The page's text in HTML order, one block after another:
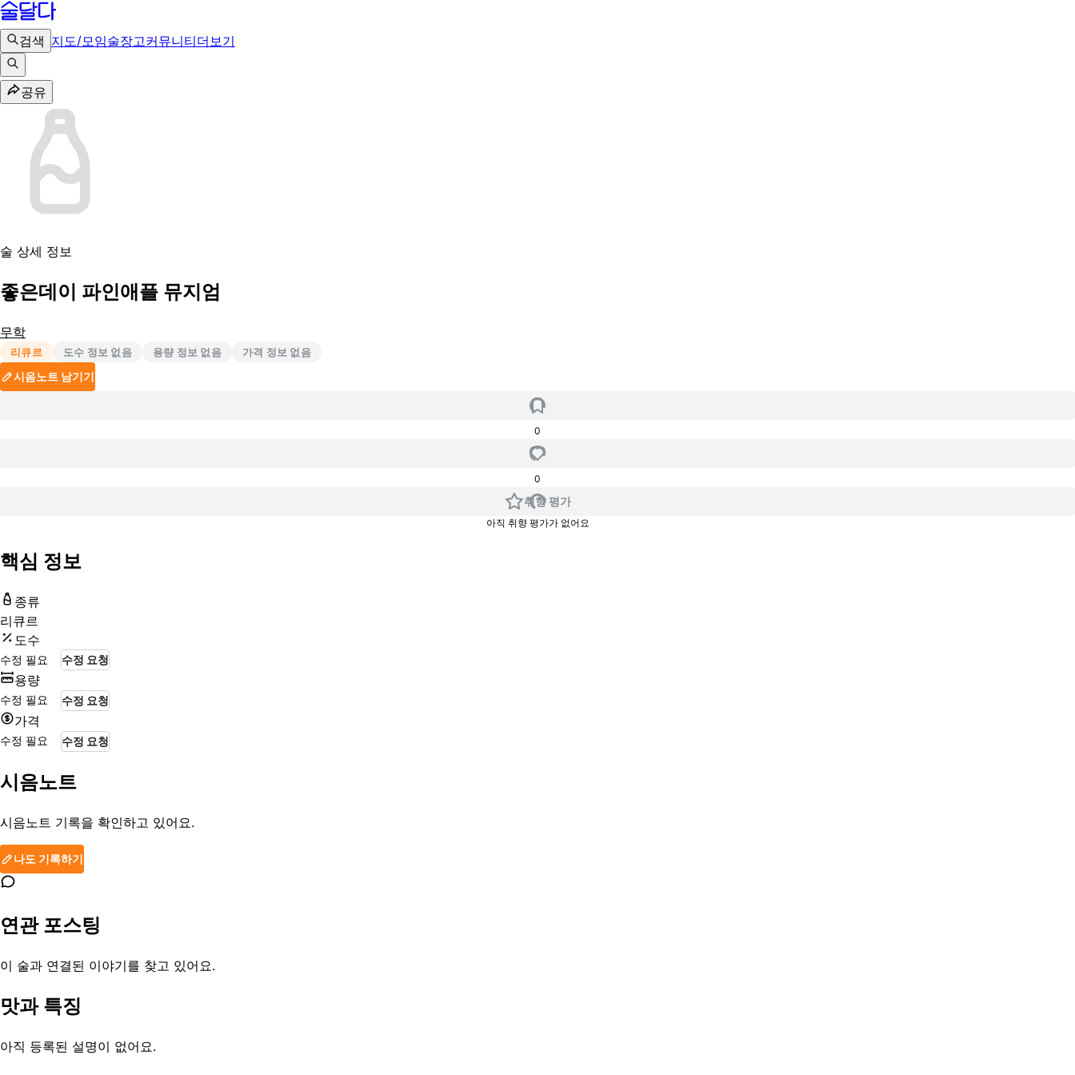
검색 지도/모임술장고커뮤니티더보기
공유
술 상세 정보
좋은데이 파인애플 뮤지엄
무학
리큐르 도수 정보 없음 용량 정보 없음 가격 정보 없음
시음노트 남기기
0
0
취향 평가
아직 취향 평가가 없어요
핵심 정보
종류
리큐르
도수
수정 필요 수정 요청
용량
수정 필요 수정 요청
가격
수정 필요 수정 요청
시음노트
시음노트 기록을 확인하고 있어요.
나도 기록하기
연관 포스팅
이 술과 연결된 이야기를 찾고 있어요.
맛과 특징
아직 등록된 설명이 없어요.